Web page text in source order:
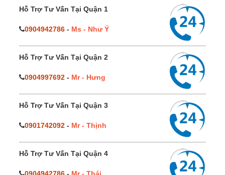
Hỗ Trợ Tư Vấn Tại Quận 1
0904942786 - Ms - Như Ý
Hỗ Trợ Tư Vấn Tại Quận 2
0904997692 - Mr - Hưng
Hỗ Trợ Tư Vấn Tại Quận 3
0901742092 - Mr - Thịnh
Hỗ Trợ Tư Vấn Tại Quận 4
0904942786 - Mr - Thái